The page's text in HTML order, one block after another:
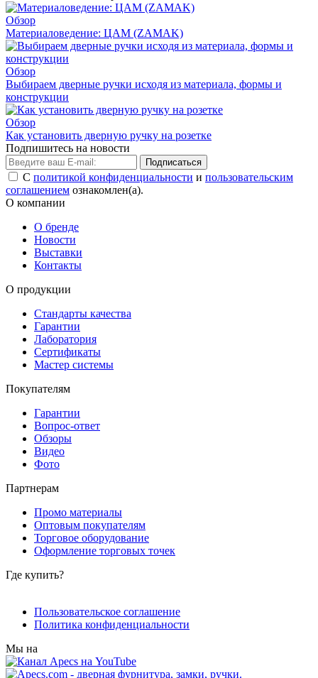
Обзор
Материаловедение: ЦАМ (ZAMAK)
Обзор
Выбираем дверные ручки исходя из материала, формы и
конструкции
Обзор
Как установить дверную ручку на розетке
Подпишитесь на новости
Подписаться
С политикой конфиденциальности и пользовательским
соглашением ознакомлен(а).
О компании
О бренде
Новости
Выставки
Контакты
О продукции
Стандарты качества
Гарантии
Лаборатория
Сертификаты
Мастер системы
Покупателям
Гарантии
Вопрос-ответ
Обзоры
Видео
Фото
Партнерам
Промо материалы
Оптовым покупателям
Торговое оборудование
Оформление торговых точек
Где купить?
Пользовательское соглашение
Политика конфиденциальности
Мы на